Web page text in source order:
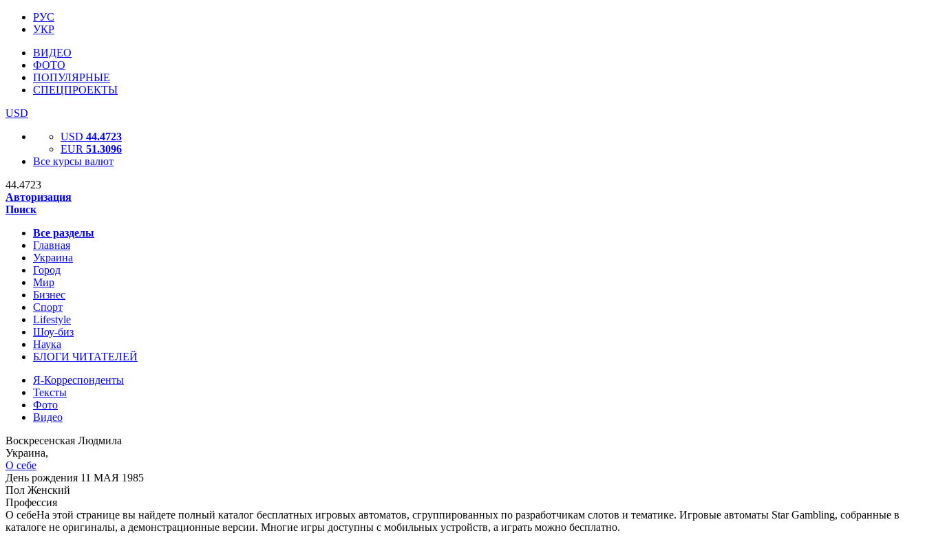
РУС
УКР
ВИДЕО
ФОТО
ПОПУЛЯРНЫЕ
СПЕЦПРОЕКТЫ
USD
USD 44.4723
EUR 51.3096
Все курсы валют
44.4723
Авторизация
Поиск
Все разделы
Главная
Украина
Город
Мир
Бизнес
Спорт
Lifestyle
Шоу-биз
Наука
БЛОГИ ЧИТАТЕЛЕЙ
Я-Корреспонденты
Тексты
Фото
Видео
Воскресенская Людмила
Украина,
О себе
День рождения 11 МАЯ 1985
Пол Женский
Профессия
О себеНа этой странице вы найдете полный каталог бесплатных игровых автоматов, сгруппированных по разработчикам слотов и тематике. Игровые автоматы Star Gambling, собранные в
каталоге не оригиналы, а демонстрационные версии. Многие игры доступны с мобильных устройств, а играть можно бесплатно.